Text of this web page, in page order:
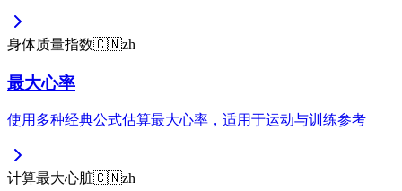
身体质量指数🇨🇳zh
最大心率
使用多种经典公式估算最大心率，适用于运动与训练参考
计算最大心脏🇨🇳zh